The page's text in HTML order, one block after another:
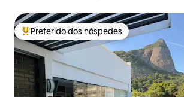
Entre os melhores preferidos dos hóspedes
Preferido dos hóspedes